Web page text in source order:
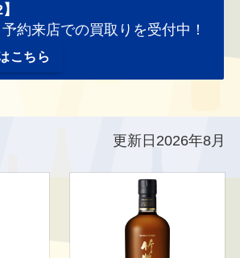
約来店での買取りを受付中！
こちら
更新日2026年8月